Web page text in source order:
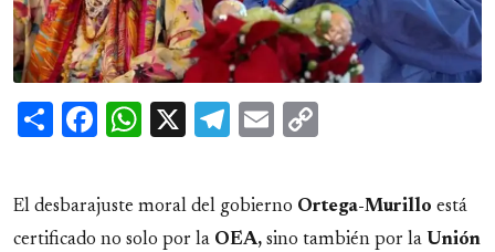
ShareFacebook
WhatsApp
X Telegram
Email
El desbarajuste moral del gobierno Ortega-Murillo está
certificado no solo por la OEA, sino también por la Unión